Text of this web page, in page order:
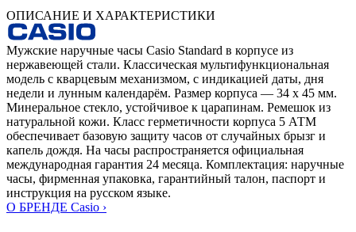
ОПИСАНИЕ И ХАРАКТЕРИСТИКИ
Мужские наручные часы Casio Standard в корпусе из
нержавеющей стали. Классическая мультифункциональная
модель с кварцевым механизмом, с индикацией даты, дня
недели и лунным календарём. Размер корпуса — 34 х 45 мм.
Минеральное стекло, устойчивое к царапинам. Ремешок из
натуральной кожи. Класс герметичности корпуса 5 АТМ
обеспечивает базовую защиту часов от случайных брызг и
капель дождя. На часы распространяется официальная
международная гарантия 24 месяца. Комплектация: наручные
часы, фирменная упаковка, гарантийный талон, паспорт и
инструкция на русском языке.
О БРЕНДЕ Casio ›